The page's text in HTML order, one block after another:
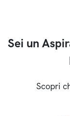
Sei un
Scopri